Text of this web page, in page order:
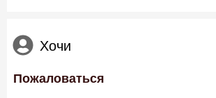
Хочи
Пожаловаться